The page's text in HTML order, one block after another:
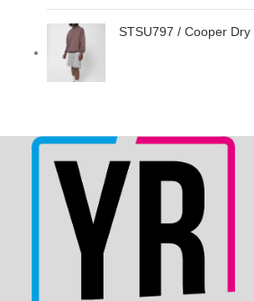
STSU797 / Cooper Dry